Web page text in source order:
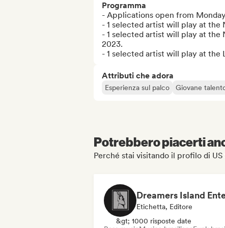
Programma
- Applications open from
- 1 selected artist will play at the
- 1 selected artist will play at the
2023.
- 1 selected artist will play at the
Attributi che adora
Esperienza sul palco Giovane
Potrebbero piacerti
Perché stai visitando il profilo di
Etichetta, Editore
&gt; 1000 risposte date